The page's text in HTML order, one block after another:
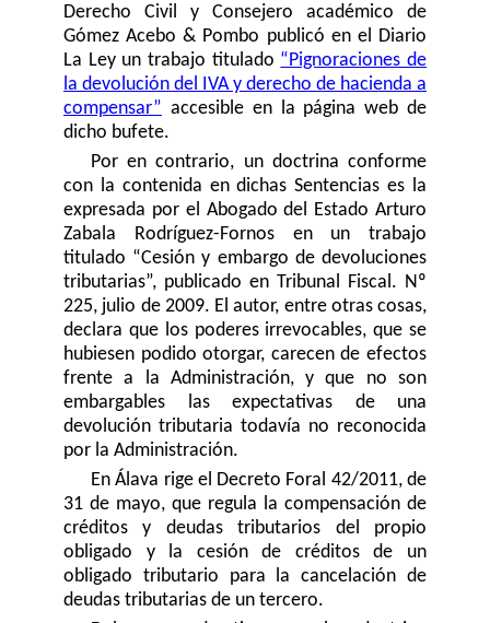
Derecho Civil y Consejero académico de
Gómez Acebo & Pombo publicó en el Diario
La Ley un trabajo titulado “Pignoraciones de
la devolución del IVA y derecho de hacienda a
compensar” accesible en la página web de
dicho bufete.
Por en contrario, un doctrina conforme
con la contenida en dichas Sentencias es la
expresada por el Abogado del Estado Arturo
Zabala Rodríguez-Fornos en un trabajo
titulado “Cesión y embargo de devoluciones
tributarias”, publicado en Tribunal Fiscal. Nº
225, julio de 2009. El autor, entre otras cosas,
declara que los poderes irrevocables, que se
hubiesen podido otorgar, carecen de efectos
frente a la Administración, y que no son
embargables las expectativas de una
devolución tributaria todavía no reconocida
por la Administración.
En Álava rige el Decreto Foral 42/2011, de
31 de mayo, que regula la compensación de
créditos y deudas tributarios del propio
obligado y la cesión de créditos de un
obligado tributario para la cancelación de
deudas tributarias de un tercero.